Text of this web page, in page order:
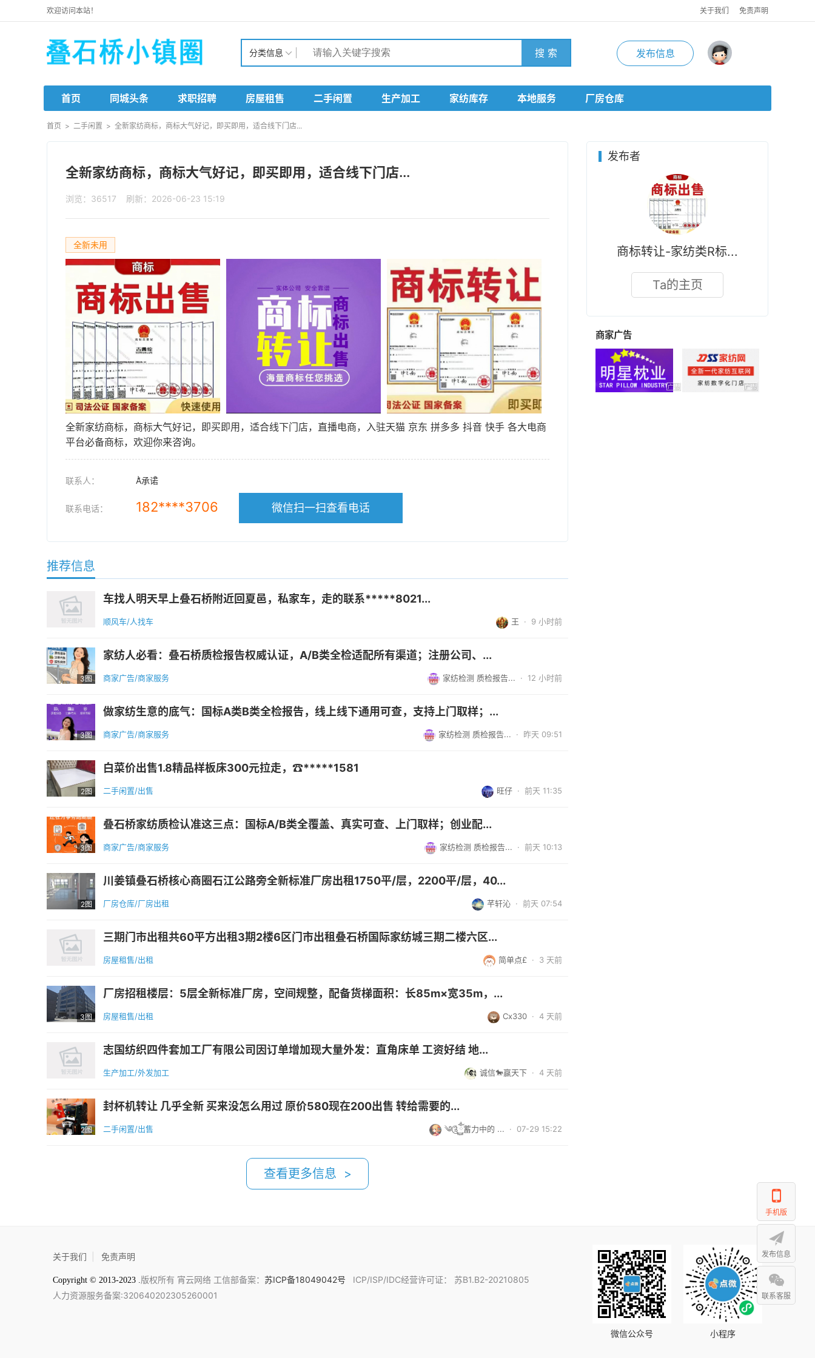
欢迎访问本站！ 关于我们 免责声明
分类信息 搜 索 发布信息
首页 同城头条 求职招聘 房屋租售 二手闲置 生产加工 家纺库存 本地服务 厂房仓库
首页 > 二手闲置 > 全新家纺商标，商标大气好记，即买即用，适合线下门店...
全新家纺商标，商标大气好记，即买即用，适合线下门店...
浏览：36517 刷新：2026-06-23 15:19
全新未用
全新家纺商标，商标大气好记，即买即用，适合线下门店，直播电商，入驻天猫 京东 拼多多 抖音 快手 各大电商
平台必备商标，欢迎你来咨询。
联系人： A承诺
联系电话： 182****3706 微信扫一扫查看电话
推荐信息
车找人明天早上叠石桥附近回夏邑，私家车，走的联系*****8021...
顺风车/人找车 王 · 9 小时前
3图
家纺人必看：叠石桥质检报告权威认证，A/B类全检适配所有渠道；注册公司、...
商家广告/商家服务 家纺检测 质检报告... · 12 小时前
3图
做家纺生意的底气：国标A类B类全检报告，线上线下通用可查，支持上门取样；...
商家广告/商家服务 家纺检测 质检报告... · 昨天 09:51
2图
白菜价出售1.8精品样板床300元拉走，☎*****1581
二手闲置/出售 旺仔 · 前天 11:35
3图
叠石桥家纺质检认准这三点：国标A/B类全覆盖、真实可查、上门取样；创业配...
商家广告/商家服务 家纺检测 质检报告... · 前天 10:13
2图
川姜镇叠石桥核心商圈石江公路旁全新标准厂房出租1750平/层，2200平/层，40...
厂房仓库/厂房出租 芊轩沁 · 前天 07:54
三期门市出租共60平方出租3期2楼6区门市出租叠石桥国际家纺城三期二楼六区...
房屋租售/出租 简单点£ · 3 天前
3图
厂房招租楼层：5层全新标准厂房，空间规整，配备货梯面积：长85m×宽35m，...
房屋租售/出租 Cx330 · 4 天前
志国纺织四件套加工厂有限公司因订单增加现大量外发：直角床单 工资好结 地...
生产加工/外发加工 诚信🐎赢天下 · 4 天前
2图
封杯机转让 几乎全新 买来没怎么用过 原价580现在200出售 转给需要的...
二手闲置/出售 ༄༊ོ࿆ྂ蓄力中的 ... · 07-29 15:22
查看更多信息 >
发布者
商标转让-家纺类R标...
Ta的主页
商家广告
关于我们 免责声明
Copyright © 2013-2023 .版权所有 宵云网络 工信部备案： 苏ICP备18049042号
ICP/ISP/IDC经营许可证： 苏B1.B2-20210805
人力资源服务备案:320640202305260001
小程序
微信公众号
手机版
发布信息
联系客服